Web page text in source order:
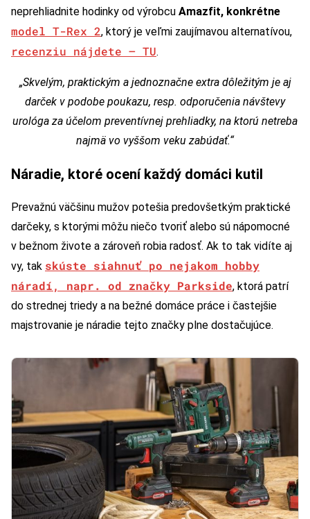
neprehliadnite hodinky od výrobcu Amazfit, konkrétne
model T-Rex 2, ktorý je veľmi zaujímavou alternatívou,
recenziu nájdete – TU.
„Skvelým, praktickým a jednoznačne extra dôležitým je aj
darček v podobe poukazu, resp. odporučenia návštevy
urológa za účelom preventívnej prehliadky, na ktorú netreba
najmä vo vyššom veku zabúdať.“
Náradie, ktoré ocení každý domáci kutil
Prevažnú väčšinu mužov potešia predovšetkým praktické
darčeky, s ktorými môžu niečo tvoriť alebo sú nápomocné
v bežnom živote a zároveň robia radosť. Ak to tak vidíte aj
vy, tak skúste siahnuť po nejakom hobby
náradí, napr. od značky Parkside, ktorá patrí
do strednej triedy a na bežné domáce práce i častejšie
majstrovanie je náradie tejto značky plne dostačujúce.